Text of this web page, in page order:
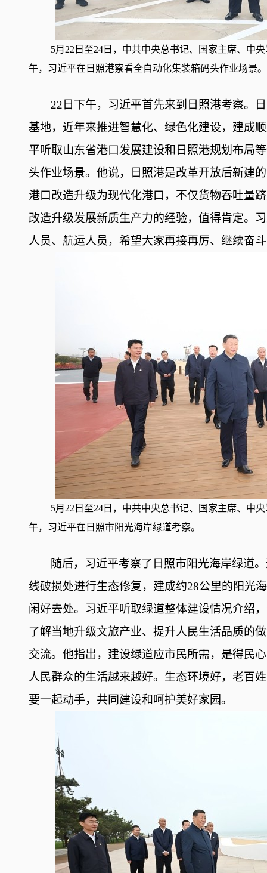
5月22日至24日，中共中央总书记、国家主席、中
午，习近平在日照港察看全自动化集装箱码头作业场景。
22日下午，习近平首先来到日照港考察。
基地，近年来推进智慧化、绿色化建设，建成
平听取山东省港口发展建设和日照港规划布局
头作业场景。他说，日照港是改革开放后新建
港口改造升级为现代化港口，不仅货物吞吐量
改造升级发展新质生产力的经验，值得肯定。
人员、航运人员，希望大家再接再厉、继续奋
5月22日至24日，中共中央总书记、国家主席、中
午，习近平在日照市阳光海岸绿道考察。
随后，习近平考察了日照市阳光海岸绿道
线破损处进行生态修复，建成约28公里的阳光
闲好去处。习近平听取绿道整体建设情况介绍
了解当地升级文旅产业、提升人民生活品质的
交流。他指出，建设绿道应市民所需，是得民
人民群众的生活越来越好。生态环境好，老百
要一起动手，共同建设和呵护美好家园。